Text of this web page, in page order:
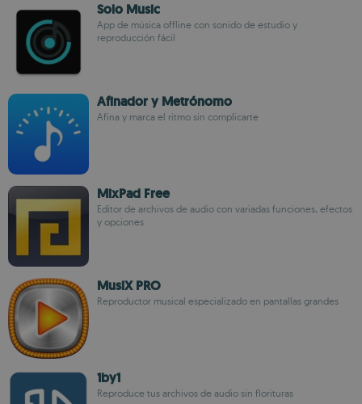
Solo Music
App de música offline con sonido de estudio y
reproducción fácil
Afinador y Metrónomo
Afina y marca el ritmo sin complicarte
MixPad Free
Editor de archivos de audio con variadas funciones, efectos
y opciones
MusiX PRO
Reproductor musical especializado en pantallas grandes
1by1
Reproduce tus archivos de audio sin florituras